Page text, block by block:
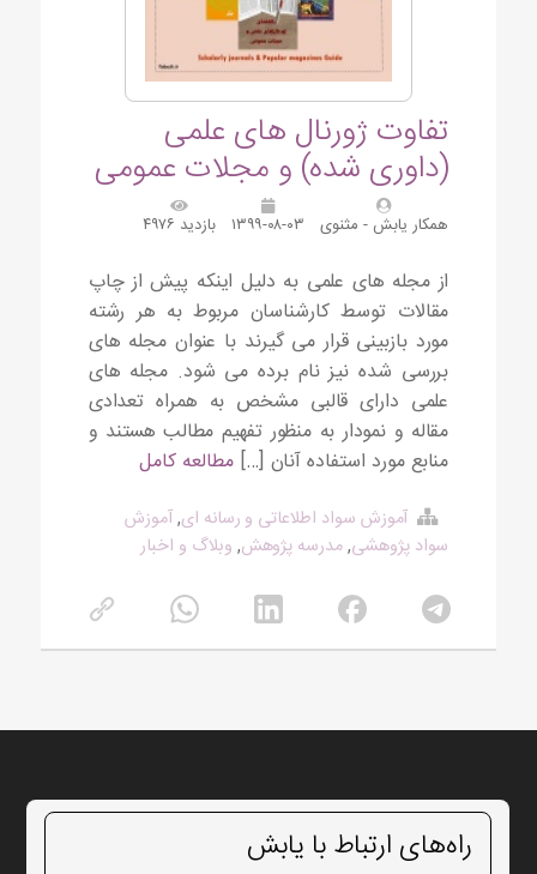
تفاوت ژورنال های علمی
(داوری شده) و مجلات عمومی
همکار یابش - مثنوی ۱۳۹۹-۰۸-۰۳ بازدید ۴۹۷۶
از مجله های علمی به دلیل اینکه پیش از چاپ
مقالات توسط کارشناسان مربوط به هر رشته
مورد بازبینی قرار می گیرند با عنوان مجله های
بررسی شده نیز نام برده می شود. مجله های
علمی دارای قالبی مشخص به همراه تعدادی
مقاله و نمودار به منظور تفهیم مطالب هستند و
منابع مورد استفاده آنان […]مطالعه کامل
آموزش سواد اطلاعاتی و رسانه ای,آموزش
سواد پژوهشی,مدرسه پژوهش, وبلاگ و اخبار
راه‌های ارتباط با یابش